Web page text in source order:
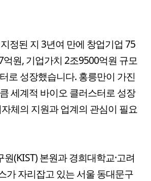
정된 지 3년여 만에 창업기업 75
억원, 기업가치 2조9500억원 규모
로 성장했습니다. 홍릉만이 가진
세계적 바이오 클러스터로 성장
체의 지원과 업계의 관심이 필요
(KIST) 본원과 경희대학교·고려
가 자리잡고 있는 서울 동대문구